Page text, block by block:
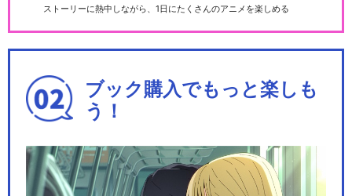
ストーリーに熱中しながら、1日にたくさんのアニメを楽しめる
ブック購入でもっと楽しも
う！